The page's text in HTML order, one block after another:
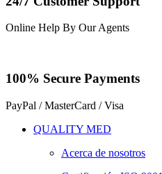
Online Help By Our Agents
100% Secure Payments
PayPal / MasterCard / Visa
QUALITY MED
Acerca de nosotros